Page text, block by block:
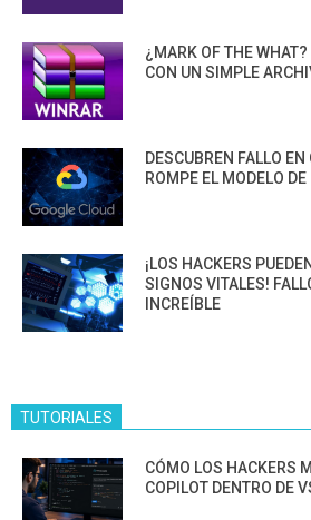
¿MARK OF THE
CON UN SIMPLE
DESCUBREN FALLO
ROMPE EL MODELO
¡LOS HACKERS
SIGNOS VITALES!
INCREÍBLE
TUTORIALES
CÓMO LOS HACKERS
COPILOT DENTRO DE